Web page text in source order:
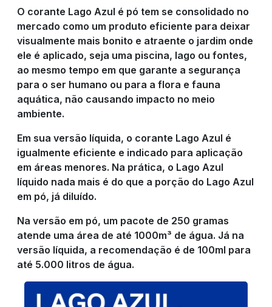
O corante Lago Azul é pó tem se consolidado no
mercado como um produto eficiente para deixar
visualmente mais bonito e atraente o jardim onde
ele é aplicado, seja uma piscina, lago ou fontes,
ao mesmo tempo em que garante a segurança
para o ser humano ou para a flora e fauna
aquática, não causando impacto no meio
ambiente.
Em sua versão líquida, o corante Lago Azul é
igualmente eficiente e indicado para aplicação
em áreas menores. Na prática, o Lago Azul
líquido nada mais é do que a porção do Lago Azul
em pó, já diluído.
Na versão em pó, um pacote de 250 gramas
atende uma área de até 1000m³ de água. Já na
versão líquida, a recomendação é de 100ml para
até 5.000 litros de água.